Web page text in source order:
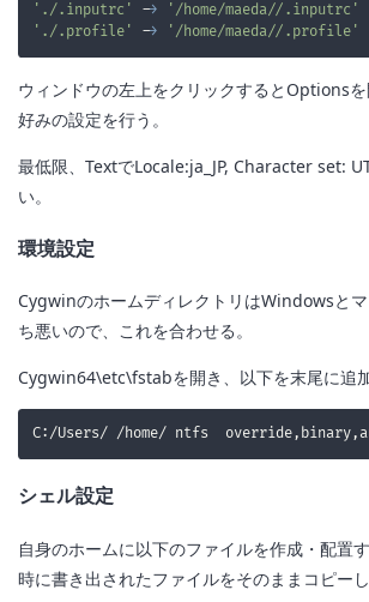
'./.inputrc'
->
'/home/maeda//.inputrc'
'./.profile'
-> '/home/maeda//.profile'
ウィンドウの左上をクリックするとOptions
好みの設定を行う。
最低限、TextでLocale:ja_JP, Character set:
い。
環境設定
CygwinのホームディレクトリはWindowsと
ち悪いので、これを合わせる。
Cygwin64\etc\fstabを開き、以下を末尾に追加
C:/Users/ /home/ ntfs
シェル設定
自身のホームに以下のファイルを作成・配置
時に書き出されたファイルをそのままコピー